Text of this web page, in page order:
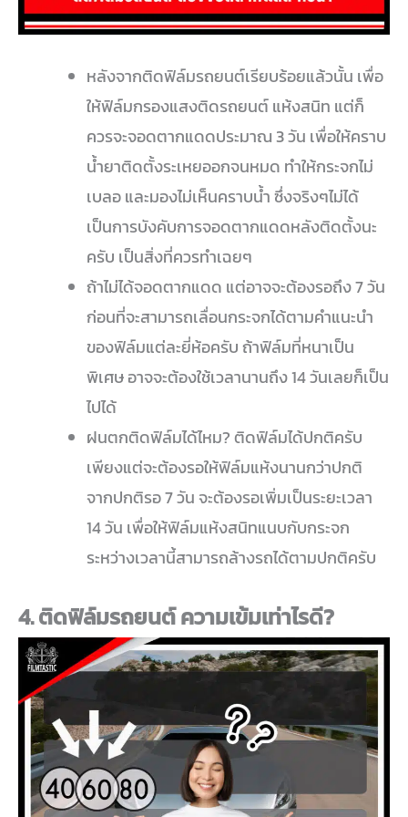
หลังจากติดฟิล์มรถยนต์เรียบร้อยแล้วนั้น เพื่อ
ให้ฟิล์มกรองแสงติดรถยนต์ แห้งสนิท แต่ก็
ควรจะจอดตากแดดประมาณ 3 วัน เพื่อให้คราบ
น้ำยาติดตั้งระเหยออกจนหมด ทำให้กระจกไม่
เบลอ และมองไม่เห็นคราบน้ำ ซึ่งจริงๆไม่ได้
เป็นการบังคับการจอดตากแดดหลังติดตั้งนะ
ครับ เป็นสิ่งที่ควรทำเฉยๆ
ถ้าไม่ได้จอดตากแดด แต่อาจจะต้องรอถึง 7 วัน
ก่อนที่จะสามารถเลื่อนกระจกได้ตามคำแนะนำ
ของฟิล์มแต่ละยี่ห้อครับ ถ้าฟิล์มที่หนาเป็น
พิเศษ อาจจะต้องใช้เวลานานถึง 14 วันเลยก็เป็น
ไปได้
ฝนตกติดฟิล์มได้ไหม? ติดฟิล์มได้ปกติครับ
เพียงแต่จะต้องรอให้ฟิล์มแห้งนานกว่าปกติ
จากปกติรอ 7 วัน จะต้องรอเพิ่มเป็นระยะเวลา
14 วัน เพื่อให้ฟิล์มแห้งสนิทแนบกับกระจก
ระหว่างเวลานี้สามารถล้างรถได้ตามปกติครับ
4. ติดฟิล์มรถยนต์ ความเข้มเท่าไรดี?